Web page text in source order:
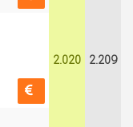
2.020 2.209